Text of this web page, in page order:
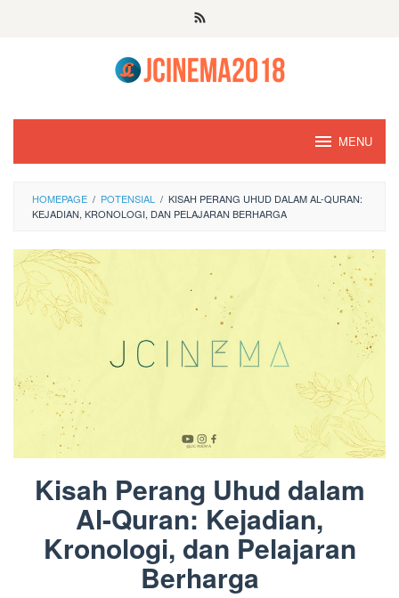
MENU
HOMEPAGE / POTENSIAL / KISAH PERANG UHUD DALAM AL-QURAN:
KEJADIAN, KRONOLOGI, DAN PELAJARAN BERHARGA
Kisah Perang Uhud dalam
Al-Quran: Kejadian,
Kronologi, dan Pelajaran
Berharga